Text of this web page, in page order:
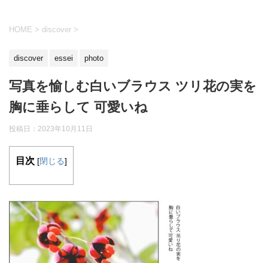
HOME > discover >
discover essei photo
写真を愉しむ白いブラウス ツリ花の実を
胸に垂らして 可愛いね
投稿日： 2023年10月11日
目次 [閉じる]